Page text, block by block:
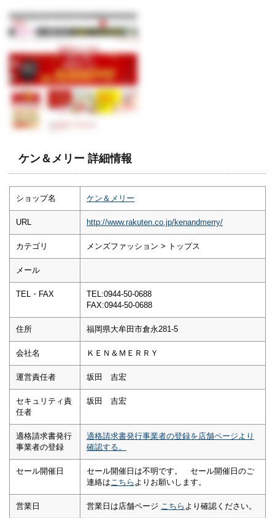
ケン＆メリー 詳細情報
ショップ名 ケン＆メリー
URL http://www.rakuten.co.jp/kenandmerry/
カテゴリ メンズファッション > トップス
メール
TEL・FAX
TEL:0944-50-0688
FAX:0944-50-0688
住所 福岡県大牟田市倉永281-5
会社名 ＫＥＮ＆ＭＥＲＲＹ
運営責任者 坂田 吉宏
セキュリティ責
任者
坂田 吉宏
適格請求書発行
事業者の登録
適格請求書発行事業者の登録を店舗ページより
確認する。
セール開催日
セール開催日は不明です。 セール開催日のご
連絡は こちら よりお願いします。
営業日 営業日は店舗ページ こちら より確認ください。